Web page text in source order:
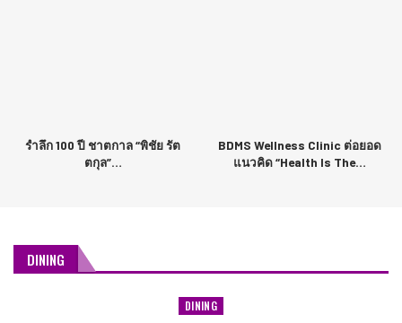
รำลึก 100 ปี ชาตกาล “พิชัย รัต
ตกุล”…
BDMS Wellness Clinic ต่อยอด
แนวคิด “Health Is The…
DINING
DINING